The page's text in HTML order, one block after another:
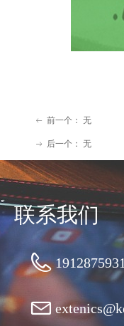
ꂃ 前一个： 无
ꁹ 后一个： 无
联系我们